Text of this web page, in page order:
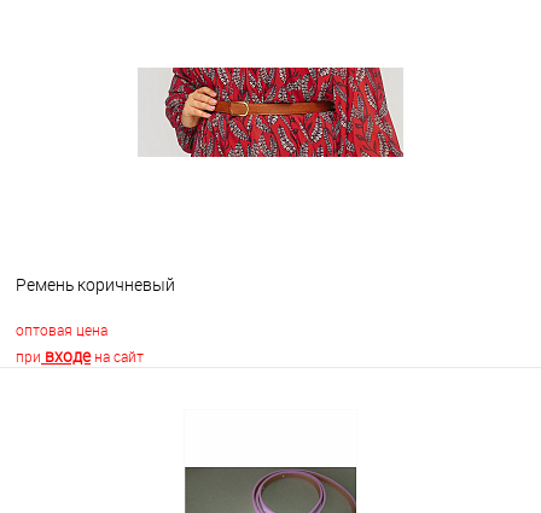
В наличии
Ремень коричневый
оптовая цена
при входена сайт
Недоступно